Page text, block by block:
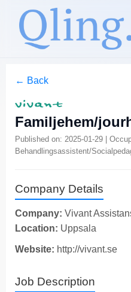
← Back
Familjehem/
Published on: 2025-01-29 |
Behandlingsassistent/
Company Details
Company: Vivant
Location: Uppsala
Website: http://vivant.se
Job Description